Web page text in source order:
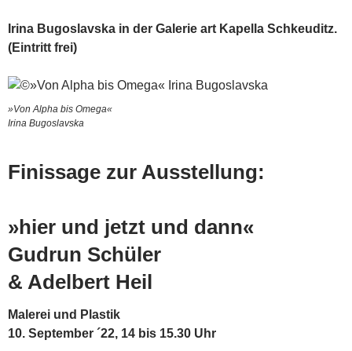
Irina Bugoslavska in der Galerie art Kapella Schkeuditz.
(Eintritt frei)
»Von Alpha bis Omega«
Irina Bugoslavska
Finissage zur Ausstellung:
»hier und jetzt und dann«
Gudrun Schüler
& Adelbert Heil
Malerei und Plastik
10. September ´22, 14 bis 15.30 Uhr